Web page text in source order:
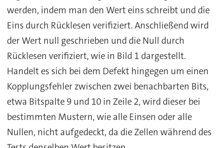
werden, indem man den Wert eins schreibt und die
Eins durch Rücklesen verifiziert. Anschließend wird
der Wert null geschrieben und die Null durch
Rücklesen verifiziert, wie in Bild 1 dargestellt.
Handelt es sich bei dem Defekt hingegen um einen
Kopplungsfehler zwischen zwei benachbarten Bits,
etwa Bitspalte 9 und 10 in Zeile 2, wird dieser bei
bestimmten Mustern, wie alle Einsen oder alle
Nullen, nicht aufgedeckt, da die Zellen während des